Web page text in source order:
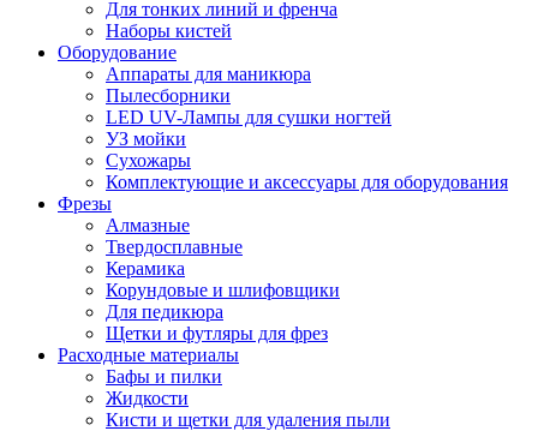
Для тонких линий и френча
Наборы кистей
Оборудование
Аппараты для маникюра
Пылесборники
LED UV-Лампы для сушки ногтей
УЗ мойки
Сухожары
Комплектующие и аксессуары для оборудования
Фрезы
Алмазные
Твердосплавные
Керамика
Корундовые и шлифовщики
Для педикюра
Щетки и футляры для фрез
Расходные материалы
Бафы и пилки
Жидкости
Кисти и щетки для удаления пыли